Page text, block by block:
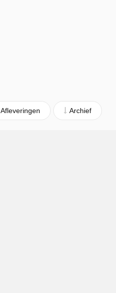
Afleveringen Archief